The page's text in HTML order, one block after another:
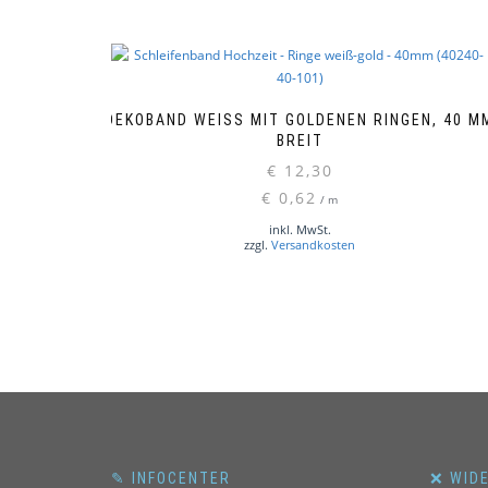
DEKOBAND WEISS MIT GOLDENEN RINGEN, 40 MM
REIT
€ 12,30
€ 0,62 / m
inkl. MwSt.
zzgl.Versandkosten
✎ INFOCENTER ❌